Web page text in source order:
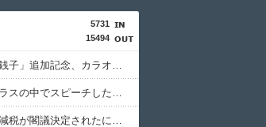
5731
15494
【生成AI漫画】新ヒロイン「銭子」追加記念、カラオケ懇親パーティー
【原爆の日】サヨク「防弾ガラスの中でスピーチした総理がこれまでいたんだろうか。オバマ大統領でさえ、防弾ガラスなんてなかった！」→石破茂＆オバマ大統領も使ってました
【偏向】フジテレビ、消費税減税が閣議決定されたにも関わらず、消費税減税に反対する大学生を用意して印象操作